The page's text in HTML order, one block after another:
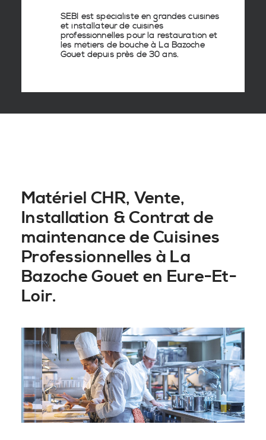
SEBI est spécialiste en grandes cuisines
et installateur de cuisines
professionnelles pour la restauration et
les métiers de bouche à La Bazoche
Gouet depuis près de 30 ans.
Matériel CHR, Vente,
Installation & Contrat de
maintenance de Cuisines
Professionnelles à La
Bazoche Gouet en Eure-Et-
Loir.